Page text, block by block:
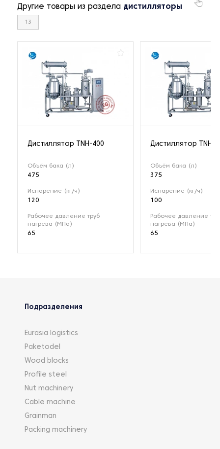
Другие товары из раздела дистилляторы
13
Дистиллятор TNH-400
Объём бака (л)
475
Испарение (кг/ч)
120
Рабочее давление труб
нагрева (МПа)
65
Дистиллятор TNH-
Объём бака (л)
375
Испарение (кг/ч)
100
Рабочее давление
нагрева (МПа)
65
Подразделения
Eurasia logistics
Paketodel
Wood blocks
Profile steel
Nut machinery
Cable machine
Grainman
Packing machinery